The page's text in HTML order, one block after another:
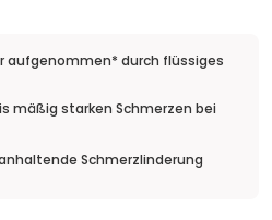
aufgenommen* durch flüssiges
mäßig starken Schmerzen bei
Schmerzlinderung